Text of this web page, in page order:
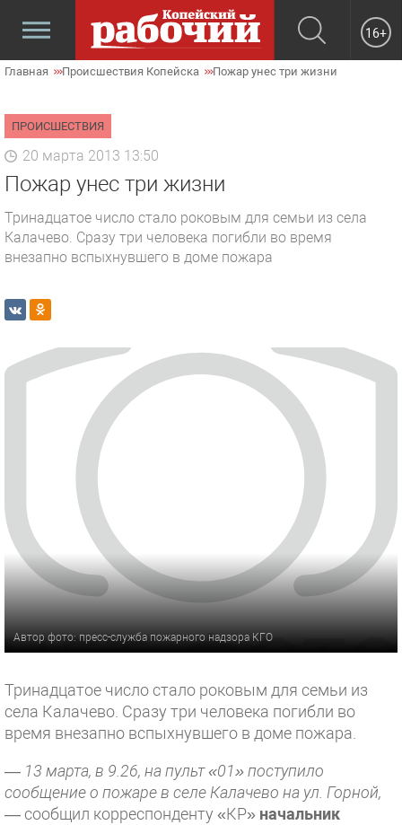
16+
Главная Происшествия Копейска Пожар унес три жизни
ПРОИСШЕСТВИЯ
20 марта 2013 13:50
Пожар унес три жизни
Тринадцатое число стало роковым для семьи из села
Калачево. Сразу три человека погибли во время
внезапно вспыхнувшего в доме пожара
Автор фото: пресс-служба пожарного надзора КГО
Тринадцатое число стало роковым для семьи из
села Калачево. Сразу три человека погибли во
время внезапно вспыхнувшего в доме пожара.
— 13 марта, в 9.26, на пульт «01» поступило
сообщение о пожаре в селе Калачево на ул. Горной,
— сообщил корреспонденту «КР» начальник